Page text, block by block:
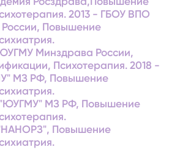
2013 - ГБОУ ВПО
Повышение
Минздрава России,
Психотерапия. 2018 -
МЗ РФ, Повышение
МЗ РФ, Повышение
Повышение